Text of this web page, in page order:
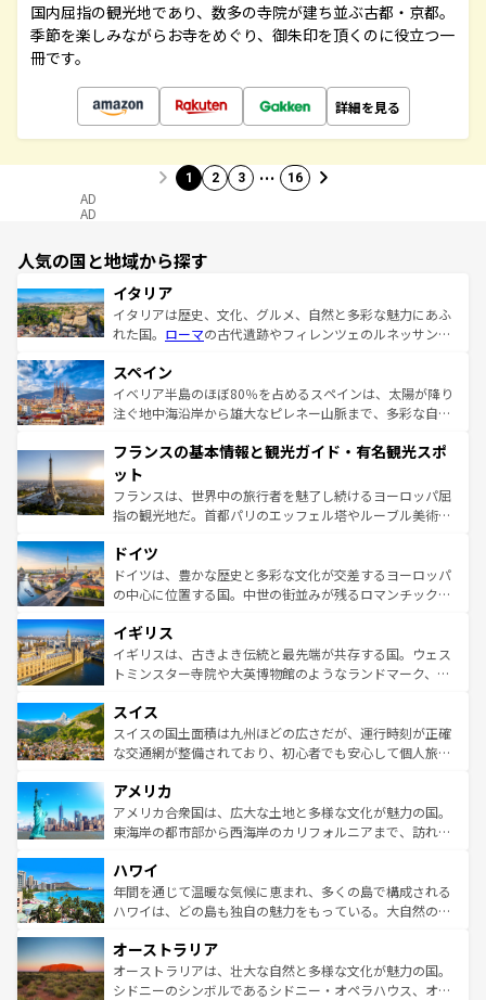
国内屈指の観光地であり、数多の寺院が建ち並ぶ古都・京都。
季節を楽しみながらお寺をめぐり、御朱印を頂くのに役立つ一
冊です。
詳細を見る
1 2 3 … 16
AD
AD
人気の国と地域から探す
イタリア
イタリアは歴史、文化、グルメ、自然と多彩な魅力にあふ
れた国。 ローマの古代遺跡やフィレンツェのルネッサンス
ろん、トスカーナの美しい田園風景やアマルフィ海岸の絶
景など、自然景観も見逃せない。観光の合間には、本場の
ピザやパスタなど、絶品のイタリア料理を堪能することも
ませてくれるイタリアで、忘れられない旅をしてみよう！
なお、新着のイタリア情報は
しい。
スペイン
イベリア半島のほぼ80％を占めるスペインは、太陽が降り
注ぐ地中海沿岸から雄大なピレネー山脈まで、多彩な自然
文化が根付くこの国では、情熱的なフラメンコ、熱気あふ
れる闘牛、そして美味しいタパスが生活の一部となってい
る。首都マドリードの洗練された雰囲気や、バルセロナの
アートに溢れた街角から、地方では古代ローマ遺跡や中世
せる。地方によって風土や気候が異なるスペインはその個
性で訪れる人を魅了する。 なお、新着のスペイン情報は コ
ンテンツ一覧を参照してほしい。
フランスの基本情報と観光ガイド・有名観光スポ
ット
フランスは、世界中の旅行者を魅了し続けるヨーロッパ屈
指の観光地だ。首都パリのエッフェル塔やルーブル美術館
で、幅広い魅力が詰まっている。華麗な宮殿、歴史的な大
聖堂、美しいビーチ、そして豊かな自然が、訪れる者を心
から魅了する。また、フランスは美食の国としても知ら
いる。シャンパンの発祥地であるランス、プロヴァンスの
香り高いラベンダー畑など、多彩な楽しみ方が可能だ。さ
らに、パリ以外の地域にも魅力が溢れており、どの街角に
れる地方に足を運ぶとそれぞれで全く異なる文化を体験で
きるだろう。 なお、新着のフランス情報はコンテンツ一覧
を参照してほしい。
ドイツ
ドイツは、豊かな歴史と多彩な文化が交差するヨーロッパ
の中心に位置する国。中世の街並みが残るロマンチック街
顔を持つこの国は、どこを歩いても飽きることがない。ベ
ルリンの文化的活気、バイエルン州のアルプスの絶景、そ
してライン川沿いのワイン畑といった風景は必見。ビール
は、お酒好きな人にはぜひ体験してほしい。 なお、新着の
ドイツ情報はコンテンツ一覧を参照してほしい。
イギリス
イギリスは、古きよき伝統と最先端が共存する国。ウェス
トミンスター寺院や大英博物館のようなランドマーク、歴
リアごとに異なる魅力がある。また、優雅なアフタヌーン
ティー、ビール好きにはたまらない英国パブ、サッカー観
戦など、本場だからこそできる体験も豊富。イギリスを旅
ンツ一覧を参照してほしい。
スイス
スイスの国土面積は九州ほどの広さだが、運行時刻が正確
な交通網が整備されており、初心者でも安心して個人旅行
の建物がそのまま残る町や、スイスならではのユニークな
博物館もあり、アルプス観光だけでなく町歩きも満喫する
ことができる。国民の所得が高いため物価も高いが、旅行
ば市内交通費無料で観光を楽しむこともできる。 なお、新
着のスイス情報はコンテンツ一覧 を参照してほしい。
アメリカ
アメリカ合衆国は、広大な土地と多様な文化が魅力の国。
東海岸の都市部から西海岸のカリフォルニアまで、訪れる
のような巨大都市は、観光、ショッピング、エンターテイ
ンメントが詰まった刺激的なスポットだ。一方、アメリカ
西部には大自然が広がり、グランドキャニオンやイエロー
部のニューオーリンズでは、音楽と美食が融合した独特の
文化が魅力。旅行者はアメリカの各地域で異なる魅力を楽
しみながら、その多様性と豊かな歴史を感じることができ
ハワイ
年間を通じて温暖な気候に恵まれ、多くの島で構成される
ハワイは、どの島も独自の魅力をもっている。大自然の神
ワイ島は見逃せない。また、定番の観光地といえばオアフ
島だが、静かな自然を求めるならマウイ島やカウアイ島が
おすすめ。エメラルドグリーンに輝く海をはじめ、豊かな
オーストラリア
オーストラリアは、壮大な自然と多様な文化が魅力の国。
シドニーのシンボルであるシドニー・オペラハウス、オー